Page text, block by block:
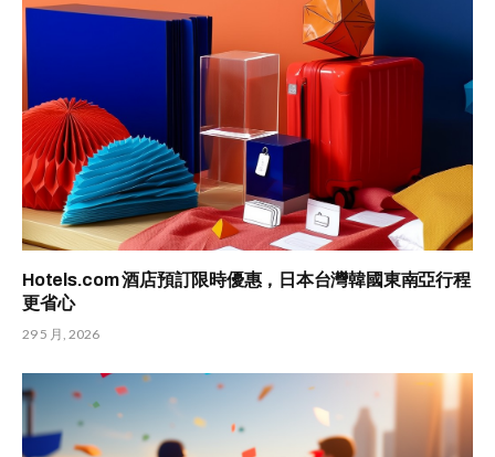
Hotels.com 酒店預訂限時優惠，日本台灣韓國東南亞行程
更省心
29 5 月, 2026